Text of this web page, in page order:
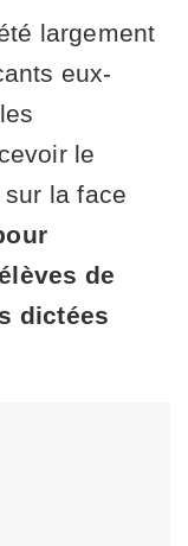
largement
eux-
le
la face
de
dictées